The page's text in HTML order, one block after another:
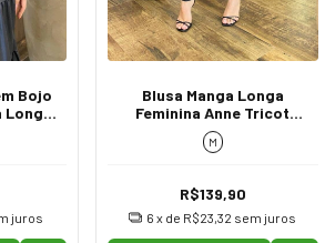
Bojo
Longa
juros
Blusa Manga Longa
Feminina Anne Tricot
Modal Detalhe Flor Rosa
M
R$139,90
6 x de R$23,32 sem juros